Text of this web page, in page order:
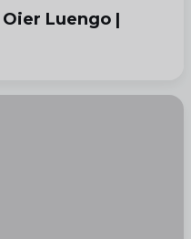
Luengo |